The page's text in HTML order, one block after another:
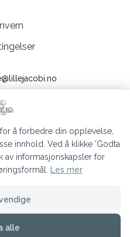
avShoplabs
å forbedre din opplevelse,
innhold. Ved å klikke 'Godta
av informasjonskapsler for
Les mer
alle